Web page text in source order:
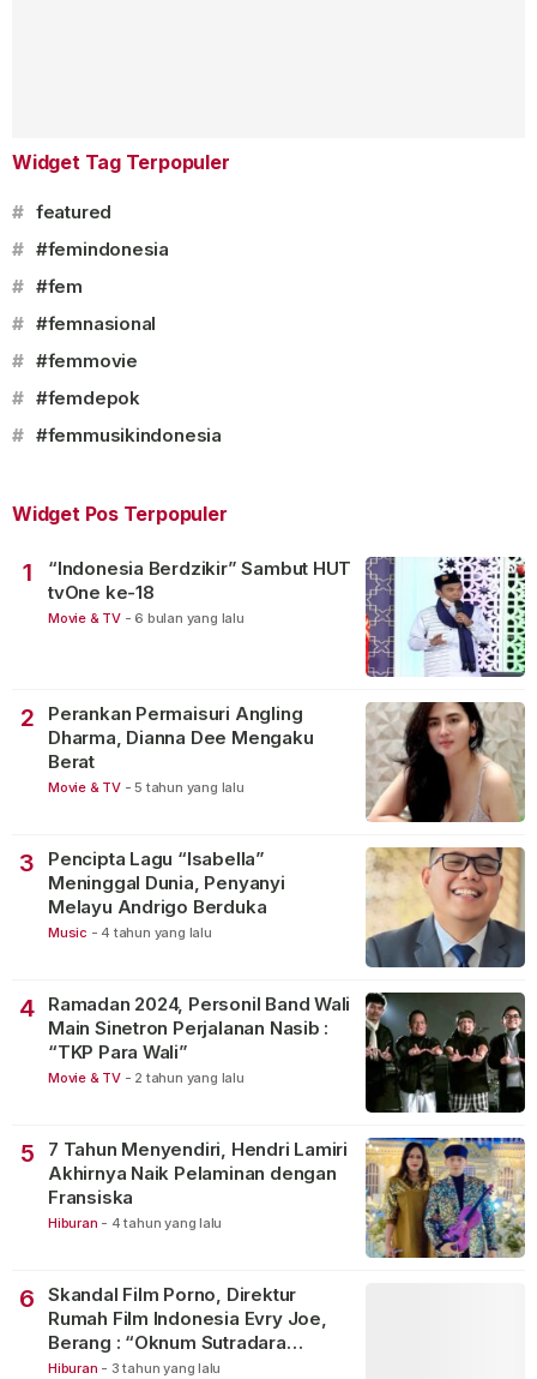
Widget Tag Terpopuler
# featured
# #femindonesia
# #fem
# #femnasional
# #femmovie
# #femdepok
# #femmusikindonesia
Widget Pos Terpopuler
1
“Indonesia Berdzikir” Sambut HUT
tvOne ke-18
Movie & TV - 6 bulan yang lalu
2
Perankan Permaisuri Angling
Dharma, Dianna Dee Mengaku
Berat
Movie & TV - 5 tahun yang lalu
3
Pencipta Lagu “Isabella”
Meninggal Dunia, Penyanyi
Melayu Andrigo Berduka
Music - 4 tahun yang lalu
4
Ramadan 2024, Personil Band Wali
Main Sinetron Perjalanan Nasib :
“TKP Para Wali”
Movie & TV - 2 tahun yang lalu
5
7 Tahun Menyendiri, Hendri Lamiri
Akhirnya Naik Pelaminan dengan
Fransiska
Hiburan - 4 tahun yang lalu
6
Skandal Film Porno, Direktur
Rumah Film Indonesia Evry Joe,
Berang : “Oknum Sutradara
Merusak Perfilman Indonesia”!
Hiburan - 3 tahun yang lalu